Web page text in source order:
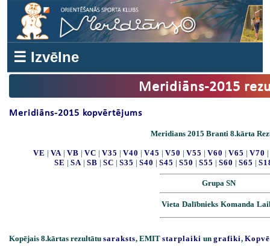
☰ Izvēlne
Meridiāns-2015
Meridiāns-2015 kopvērtējums
Meridians 2015 Branti 8.kārta
VE | VA | VB | VC | V35 | V40 | V45 | V50 | V55 | V60 | V65 | V70 |
SE | SA| SB | SC | S35 | S40 | S45 | S50 | S55 | S60 | S65 |
Grupa SN
Vieta Dalībnieks Komanda
Kopējais 8.kārtas rezultātu saraksts, EMIT starplaiki un grafiki,